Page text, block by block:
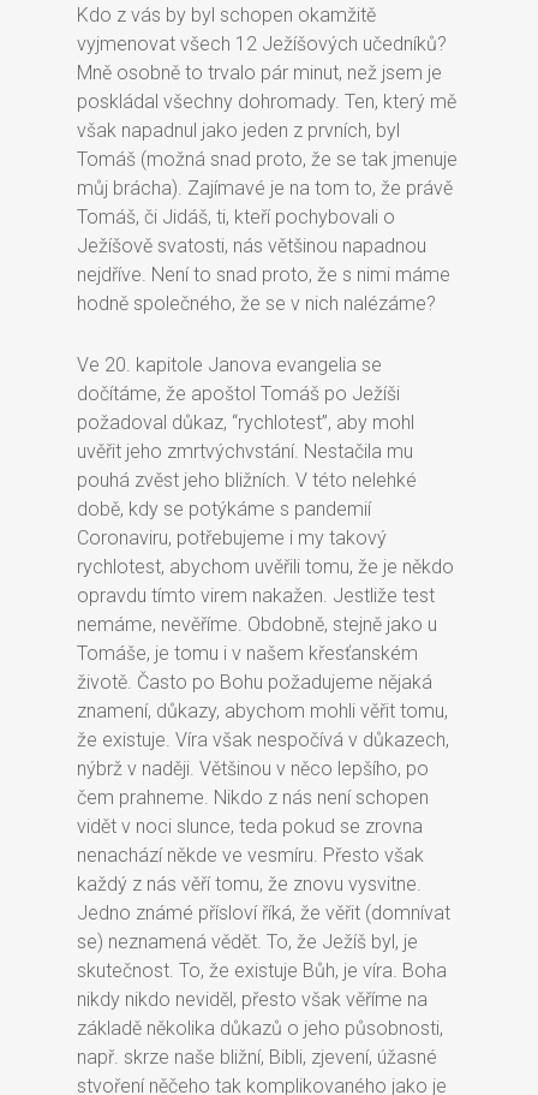
Kdo z vás by byl schopen okamžitě
vyjmenovat všech 12 Ježíšových učedníků?
Mně osobně to trvalo pár minut, než jsem je
poskládal všechny dohromady. Ten, který mě
však napadnul jako jeden z prvních, byl
Tomáš (možná snad proto, že se tak jmenuje
můj brácha). Zajímavé je na tom to, že právě
Tomáš, či Jidáš, ti, kteří pochybovali o
Ježíšově svatosti, nás většinou napadnou
nejdříve. Není to snad proto, že s nimi máme
hodně společného, že se v nich nalézáme?
Ve 20. kapitole Janova evangelia se
dočítáme, že apoštol Tomáš po Ježíši
požadoval důkaz, “rychlotest”, aby mohl
uvěřit jeho zmrtvýchvstání. Nestačila mu
pouhá zvěst jeho bližních. V této nelehké
době, kdy se potýkáme s pandemií
Coronaviru, potřebujeme i my takový
rychlotest, abychom uvěřili tomu, že je někdo
opravdu tímto virem nakažen. Jestliže test
nemáme, nevěříme. Obdobně, stejně jako u
Tomáše, je tomu i v našem křesťanském
životě. Často po Bohu požadujeme nějaká
znamení, důkazy, abychom mohli věřit tomu,
že existuje. Víra však nespočívá v důkazech,
nýbrž v naději. Většinou v něco lepšího, po
čem prahneme. Nikdo z nás není schopen
vidět v noci slunce, teda pokud se zrovna
nenachází někde ve vesmíru. Přesto však
každý z nás věří tomu, že znovu vysvitne.
Jedno známé přísloví říká, že věřit (domnívat
se) neznamená vědět. To, že Ježíš byl, je
skutečnost. To, že existuje Bůh, je víra. Boha
nikdy nikdo neviděl, přesto však věříme na
základě několika důkazů o jeho působnosti,
např. skrze naše bližní, Bibli, zjevení, úžasné
stvoření něčeho tak komplikovaného jako je